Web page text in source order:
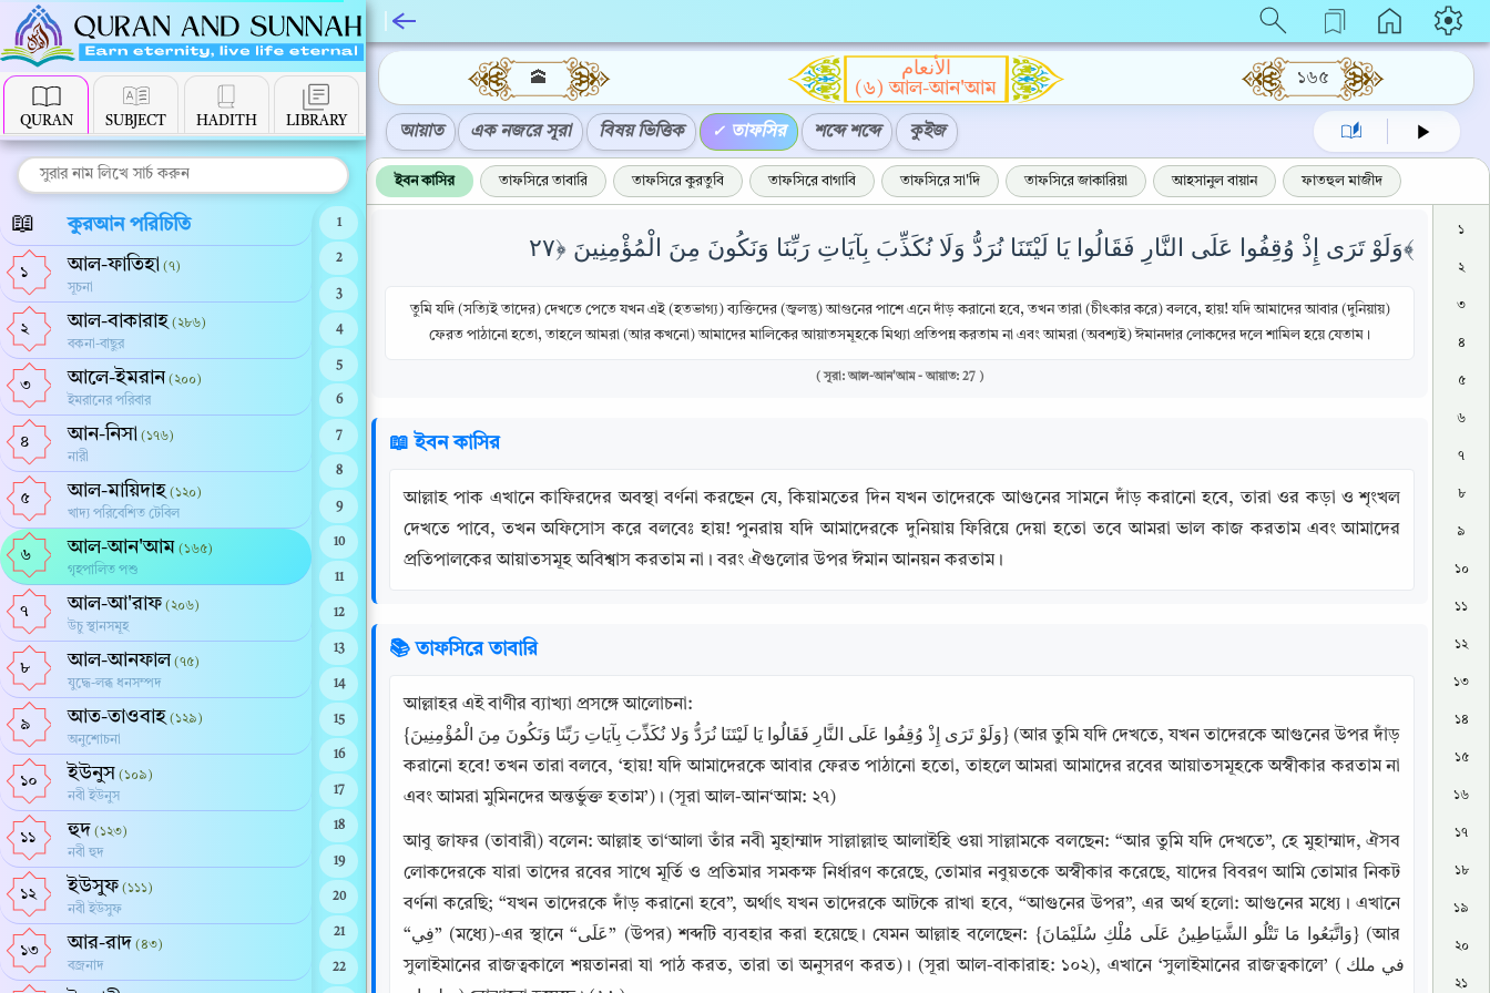
QURAN SUBJECT HADITH LIBRARY
📖 কুরআন পরিচিতি
১ আল-ফাতিহা (৭)
সূচনা
২ আল-বাকারাহ (২৮৬)
বকনা-বাছুর
৩ আলে-ইমরান (২০০)
ইমরানের পরিবার
৪ আন-নিসা (১৭৬)
নারী
৫ আল-মায়িদাহ (১২০)
খাদ্য পরিবেশিত টেবিল
৬ আল-আন'আম (১৬৫)
গৃহপালিত পশু
৭ আল-আ'রাফ (২০৬)
উচু স্থানসমূহ
৮ আল-আনফাল (৭৫)
যুদ্ধে-লব্ধ ধনসম্পদ
৯ আত-তাওবাহ (১২৯)
অনুশোচনা
১০ ইউনুস (১০৯)
নবী ইউনুস
১১ হুদ (১২৩)
নবী হুদ
১২ ইউসুফ (১১১)
নবী ইউসুফ
১৩ আর-রাদ (৪৩)
বজ্রনাদ
1
2
3
4
5
6
7
8
9
10
11
12
13
14
15
16
17
18
19
20
21
22
🕋
الأنعام
(৬) আল-আন'আম
১৬৫
আয়াত এক নজরে সূরা বিষয় ভিত্তিক তাফসির শব্দে শব্দে কুইজ
ইবন কাসির তাফসিরে তাবারি তাফসিরে কুরতুবি তাফসিরে বাগাবি তাফসিরে সা'দি তাফসিরে জাকারিয়া আহসানুল বায়ান ফাতহুল মাজীদ
وَلَوْ تَرَى إِذْ وُقِفُوا عَلَى النَّارِ فَقَالُوا يَا لَيْتَنَا نُرَدُّ وَلَا نُكَذِّبَ بِآيَاتِ رَبِّنَا وَنَكُونَ مِنَ الْمُؤْمِنِينَ ﴿٢٧﴾
তুমি যদি (সত্যিই তাদের) দেখতে পেতে যখন এই (হতভাগ্য) ব্যক্তিদের (জ্বলন্তু) আগুনের পাশে এনে দাঁড় করানো হবে, তখন তারা (চীৎকার করে) বলবে, হায়! যদি আমাদের আবার (দুনিয়ায়)
ফেরত পাঠানো হতো, তাহলে আমরা (আর কখনো) আমাদের মালিকের আয়াতসমূহকে মিথ্যা প্রতিপন্ন করতাম না এবং আমরা (অবশ্যই) ঈমানদার লোকদের দলে শামিল হয়ে যেতাম।
( সূরা: আল-আন'আম - আয়াত: 27 )
📖 ইবন কাসির
আল্লাহ পাক এখানে কাফিরদের অবস্থা বর্ণনা করছেন যে, কিয়ামতের দিন যখন তাদেরকে আগুনের সামনে দাঁড় করানো হবে, তারা ওর কড়া ও শৃংখল
দেখতে পাবে, তখন অফিসোস করে বলবেঃ হায়! পুনরায় যদি আমাদেরকে দুনিয়ায় ফিরিয়ে দেয়া হতো তবে আমরা ভাল কাজ করতাম এবং আমাদের
প্রতিপালকের আয়াতসমূহ অবিশ্বাস করতাম না। বরং ঐগুলোর উপর ঈমান আনয়ন করতাম।
📚 তাফসিরে তাবারি
আল্লাহর এই বাণীর ব্যাখ্যা প্রসঙ্গে আলোচনা:
{وَلَوْ تَرَى إِذْ وُقِفُوا عَلَى النَّارِ فَقَالُوا يَا لَيْتَنَا نُرَدُّ وَلا نُكَذِّبَ بِآيَاتِ رَبِّنَا وَنَكُونَ مِنَ الْمُؤْمِنِينَ} (আর তুমি যদি দেখতে, যখন তাদেরকে আগুনের উপর দাঁড়
করানো হবে! তখন তারা বলবে, ‘হায়! যদি আমাদেরকে আবার ফেরত পাঠানো হতো, তাহলে আমরা আমাদের রবের আয়াতসমূহকে অস্বীকার করতাম না
এবং আমরা মুমিনদের অন্তর্ভুক্ত হতাম’)। (সূরা আল-আন‘আম: ২৭)
আবু জাফর (তাবারী) বলেন: আল্লাহ তা‘আলা তাঁর নবী মুহাম্মাদ সাল্লাল্লাহু আলাইহি ওয়া সাল্লামকে বলছেন: “আর তুমি যদি দেখতে”, হে মুহাম্মাদ, ঐসব
লোকদেরকে যারা তাদের রবের সাথে মূর্তি ও প্রতিমার সমকক্ষ নির্ধারণ করেছে, তোমার নবুয়তকে অস্বীকার করেছে, যাদের বিবরণ আমি তোমার নিকট
বর্ণনা করেছি; “যখন তাদেরকে দাঁড় করানো হবে”, অর্থাৎ যখন তাদেরকে আটকে রাখা হবে, “আগুনের উপর”, এর অর্থ হলো: আগুনের মধ্যে। এখানে
“فِي” (মধ্যে)-এর স্থানে “عَلَى” (উপর) শব্দটি ব্যবহার করা হয়েছে। যেমন আল্লাহ বলেছেন: {وَاتَّبَعُوا مَا تَتْلُو الشَّيَاطِينُ عَلَى مُلْكِ سُلَيْمَانَ} (আর
সুলাইমানের রাজত্বকালে শয়তানরা যা পাঠ করত, তারা তা অনুসরণ করত)। (সূরা আল-বাকারাহ: ১০২), এখানে ‘সুলাইমানের রাজত্বকালে’ (في ملك
১
২
৩
৪
৫
৬
৭
৮
৯
১০
১১
১২
১৩
১৪
১৫
১৬
১৭
১৮
১৯
২০
২১